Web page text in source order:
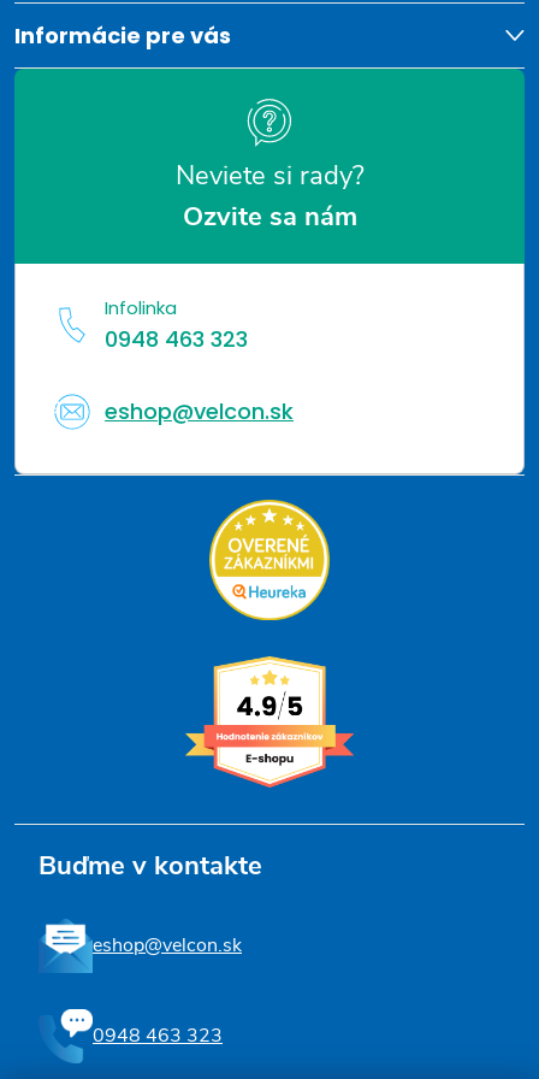
v
k
p
e
Informácie pre vás
Neviete si rady?
Ozvite sa nám
Infolinka
0948 463 323
eshop@velcon.sk
Buďme v kontakte
eshop@velcon.sk
0948 463 323